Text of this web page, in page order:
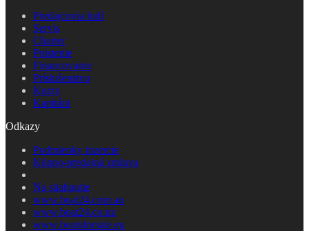
Predajcovia lodí
Servis
Charter
Poistenie
Financovanie
Príslušenstvo
Kurzy
Kapitáni
Odkazy
Podmienky inzercie
Kúpno-predajná zmluva
Na stiahnutie
www.boat24.com.au
www.boat24.co.nz
www.boatsforsale.eu